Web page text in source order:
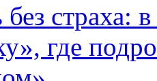
страха:
где